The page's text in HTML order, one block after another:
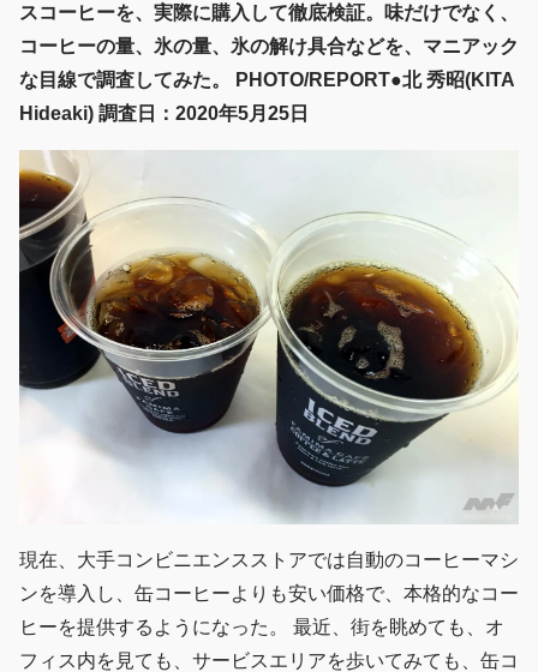
スコーヒーを、実際に購入して徹底検証。味だけでなく、
コーヒーの量、氷の量、氷の解け具合などを、マニアック
な目線で調査してみた。 PHOTO/REPORT●北 秀昭(KITA
Hideaki) 調査日：2020年5月25日
現在、大手コンビニエンスストアでは自動のコーヒーマシ
ンを導入し、缶コーヒーよりも安い価格で、本格的なコー
ヒーを提供するようになった。 最近、街を眺めても、オ
フィス内を見ても、サービスエリアを歩いてみても、缶コ